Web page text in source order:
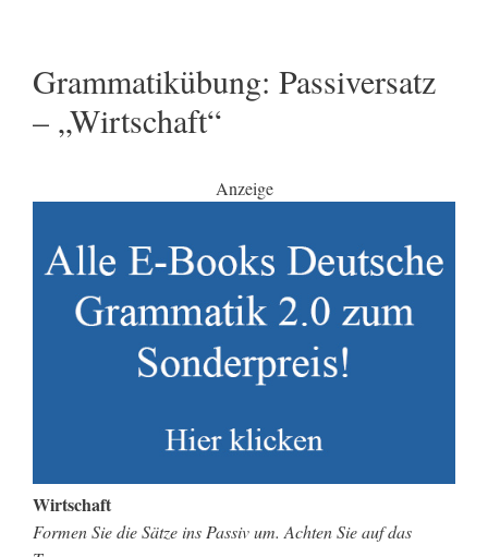
Grammatikübung: Passiversatz
– „Wirtschaft“
Anzeige
Wirtschaft
Formen Sie die Sätze ins Passiv um. Achten Sie auf das